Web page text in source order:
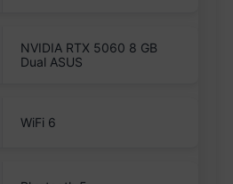
NVIDIA RTX 5060 8 GB
Dual ASUS
WiFi 6